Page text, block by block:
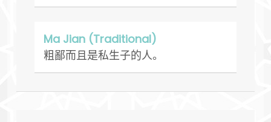
Ma Jian (Traditional)
粗鄙而且是私生子的人。